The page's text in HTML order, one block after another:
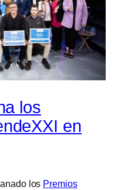
los
en
los Premios